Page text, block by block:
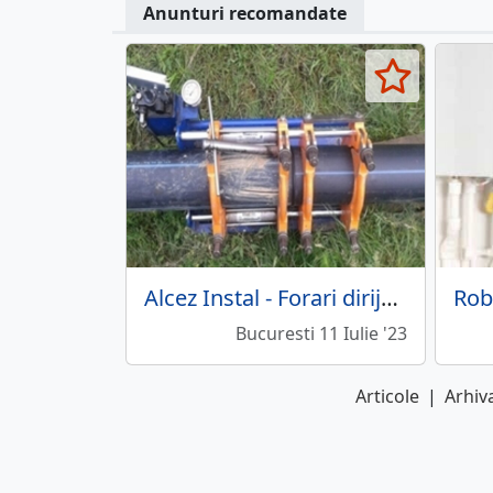
Anunturi recomandate
Alcez Instal - Forari dirijate, canalizare, instalatii sanitare
Bucuresti 11 Iulie '23
Articole |